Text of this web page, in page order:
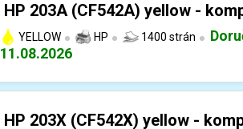
HP 203A (CF542A) yellow -
YELLOW HP 1400 strán
11.08.2026
HP 203X (CF542X) yellow -